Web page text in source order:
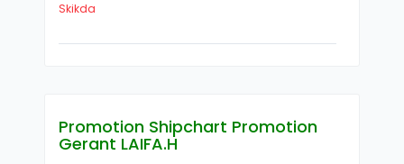
Skikda
Promotion Shipchart Promotion
Gerant LAIFA.H